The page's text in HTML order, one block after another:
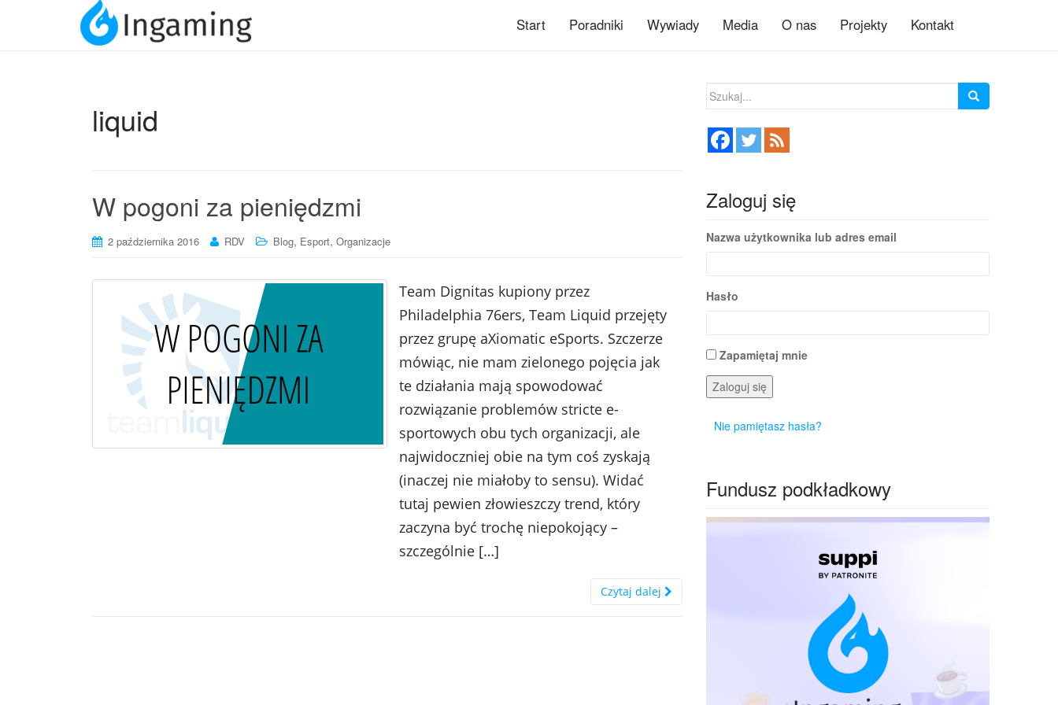
Start Poradniki Wywiady Media O nas Projekty Kontakt
liquid
W pogoni za pieniędzmi
2 października 2016 RDV Blog, Esport, Organizacje
Team Dignitas kupiony przez
Philadelphia 76ers, Team Liquid przejęty
przez grupę aXiomatic eSports. Szczerze
mówiąc, nie mam zielonego pojęcia jak
te działania mają spowodować
rozwiązanie problemów stricte e-
sportowych obu tych organizacji, ale
najwidoczniej obie na tym coś zyskają
(inaczej nie miałoby to sensu). Widać
tutaj pewien złowieszczy trend, który
zaczyna być trochę niepokojący –
szczególnie […]
Czytaj dalej
Szukaj:
Zaloguj się
Nazwa użytkownika lub adres email
Hasło
Zapamiętaj mnie
Zaloguj się
Nie pamiętasz hasła?
Fundusz podkładkowy